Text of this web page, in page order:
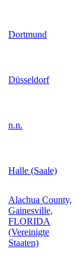
Dortmund
Düsseldorf
n.n.
Halle (Saale)
Alachua County,
Gainesville,
FLORIDA
(Vereinigte
Staaten)